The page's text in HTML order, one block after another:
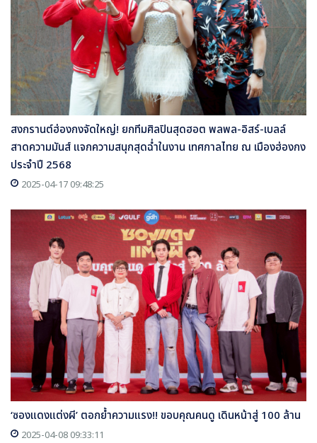
สงกรานต์ฮ่องกงจัดใหญ่! ยกทีมศิลปินสุดฮอต พลพล-อิสร์-เบลล์
สาดความมันส์ แจกความสนุกสุดฉ่ำในงาน เทศกาลไทย ณ เมืองฮ่องกง
ประจำปี 2568
2025-04-17 09:48:25
‘ซองแดงแต่งผี’ ตอกย้ำความแรง!! ขอบคุณคนดู เดินหน้าสู่ 100 ล้าน
2025-04-08 09:33:11